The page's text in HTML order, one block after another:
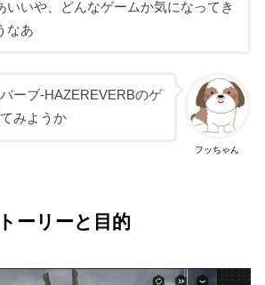
いいや、どんなゲームか気になってき
なあ
フッちゃん
ーブ-HAZEREVERBのゲ
みようか
ーリーと目的